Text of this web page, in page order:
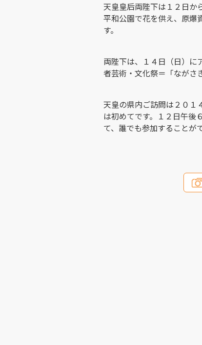
天皇皇后両陛下は１２日か
平和公園で花を供え、原爆
す。
両陛下は、１４日（日）に
者芸術・文化祭＝「ながさ
天皇の県内ご訪問は２０１
は初めてです。１２日午後
て、誰でも参加することが